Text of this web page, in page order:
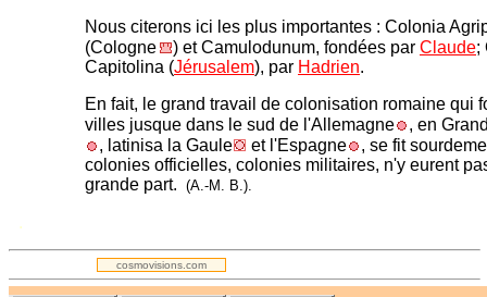
Nous citerons ici les plus importantes : Colonia
(Cologne
) et Camulodunum, fondées par Claude;
Capitolina (Jérusalem), par Hadrien.
En fait, le grand travail de colonisation romaine qui
villes jusque dans le sud de l'Allemagne
, en
, latinisa la Gaule
et l'Espagne
, se fit
colonies officielles, colonies militaires, n'y eurent
grande part. (A.-M. B.).
.
cosmovisions.com